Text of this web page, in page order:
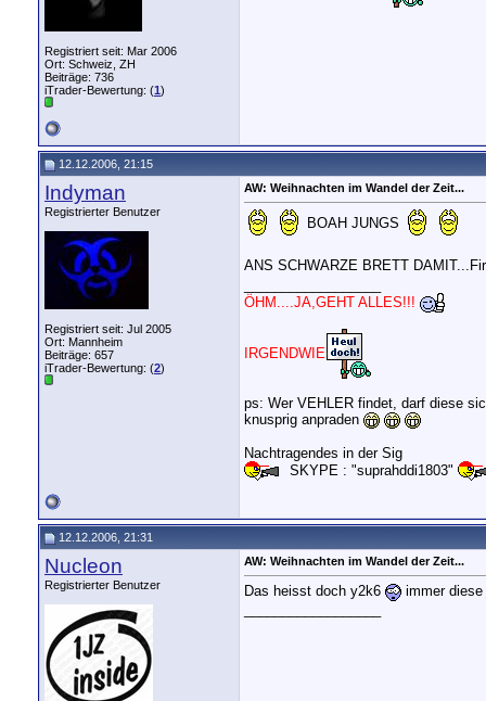
Registriert seit: Mar 2006
Ort: Schweiz, ZH
Beiträge: 736
iTrader-Bewertung: (1)
12.12.2006, 21:15
Indyman
Registrierter Benutzer
Registriert seit: Jul 2005
Ort: Mannheim
Beiträge: 657
iTrader-Bewertung: (2)
AW: Weihnachten im Wandel der Zeit...
BOAH JUNGS
ANS SCHWARZE BRETT
ÖHM....JA,GEHT ALLES!!!
IRGENDWIE
ps: Wer VEHLER findet, darf diese
knusprig anpraden
Nachtragendes in der Sig
SKYPE : "suprahddi1803"
12.12.2006, 21:31
Nucleon
Registrierter Benutzer
AW: Weihnachten im Wandel der Zeit...
Das heisst doch y2k6
immer